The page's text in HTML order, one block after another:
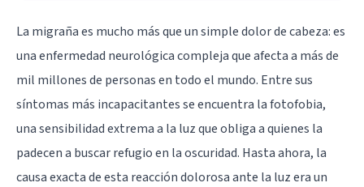
La migrañaes mucho más que un simpledolor de cabeza: es
una enfermedad neurológica compleja que afecta a más de
mil millones de personas en todo el mundo. Entre sus
síntomas más incapacitantes se encuentra la fotofobia,
una sensibilidad extrema a la luz que obliga a quienes la
padecen a buscar refugio en la oscuridad. Hasta ahora, la
causa exacta de esta reacción dolorosa ante la luz era un